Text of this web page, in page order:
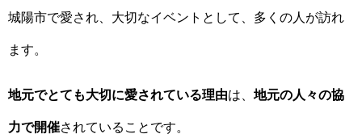
城陽市で愛され、大切なイベントとして、多くの人が訪れ
ます。
地元でとても大切に愛されている理由は、 地元の人々の協
力で開催されていることです。